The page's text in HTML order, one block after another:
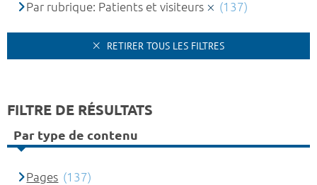
Par rubrique: Patients et visiteurs
(137)
RETIRER TOUS LES FILTRES
FILTRE DE RÉSULTATS
Par type de contenu
Pages (137)